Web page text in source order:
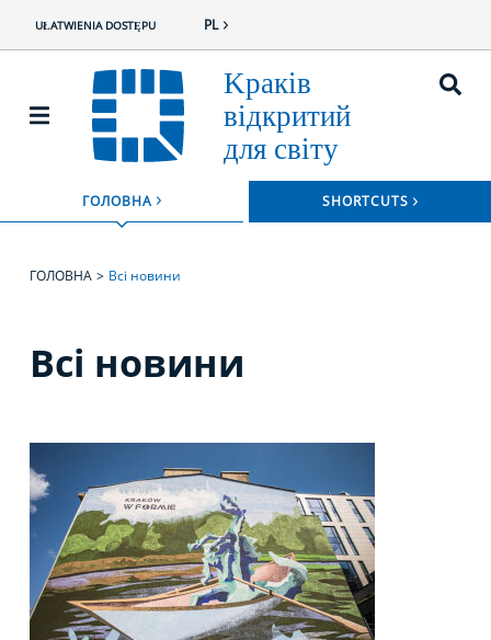
UŁATWIENIA DOSTĘPU PL
ГОЛОВНАROZWIŃ MENU SHORTCUTS
ГОЛОВНА Всі новини
Всі новини